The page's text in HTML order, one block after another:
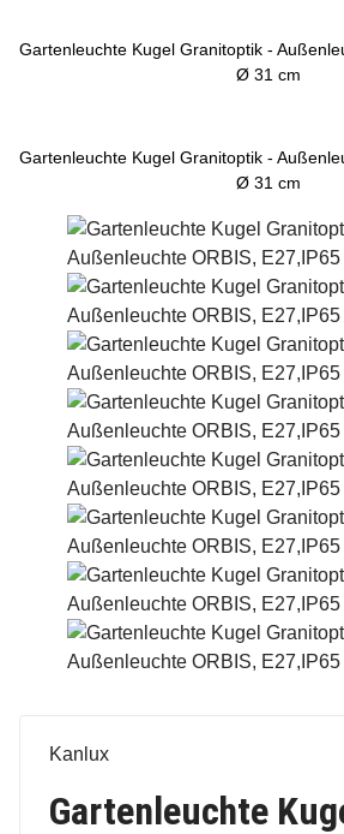
Kanlux
Gartenleuchte
Gartenleuchte Kugel Granitoptik -
Ø 31 cm
Gartenleuchte Kugel Granitoptik -
Ø 31 cm